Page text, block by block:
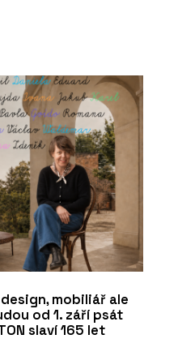
mobiliář ale
od 1. září psát
slaví 165 let